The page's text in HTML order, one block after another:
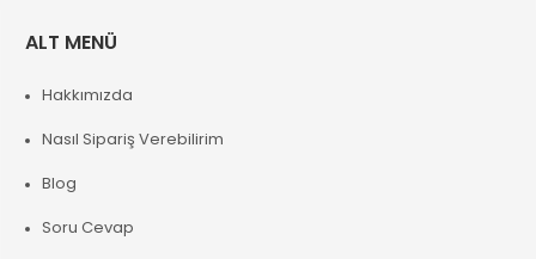
ALT MENÜ
Hakkımızda
Nasıl Sipariş Verebilirim
Blog
Soru Cevap